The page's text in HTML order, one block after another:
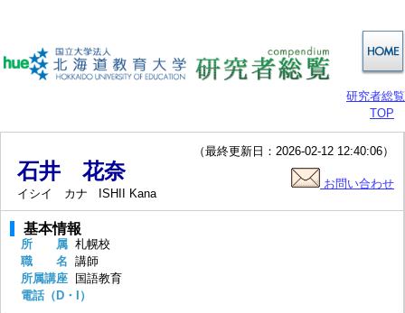
研究者総覧
TOP
（最終更新日：2026-02-12 12:40:06）
石井 花奈
イシイ カナ ISHII Kana
お問い合わせ
基本情報
所 属 札幌校
職 名 講師
所属講座
国語教育
電話（D・I）